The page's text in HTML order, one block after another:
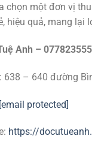
chọn một đơn vị
hiệu quả, mang lại
Anh –
638 – 640 đường
[email protected]
https://